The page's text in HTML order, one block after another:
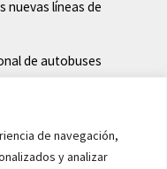
de navegación,
y analizar
nuevas líneas de
de autobuses
WordPress.